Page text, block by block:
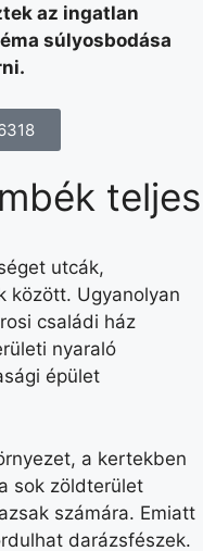
az ingatlan
súlyosbodása
teljes
utcák,
között. Ugyanolyan
családi ház
nyaraló
épület
a kertekben
sok zöldterület
számára. Emiatt
darázsfészek.